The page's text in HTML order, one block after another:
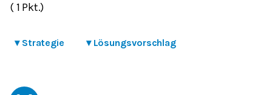
( 1 Pkt.)
▾ Strategie ▾ Lösungsvorschlag